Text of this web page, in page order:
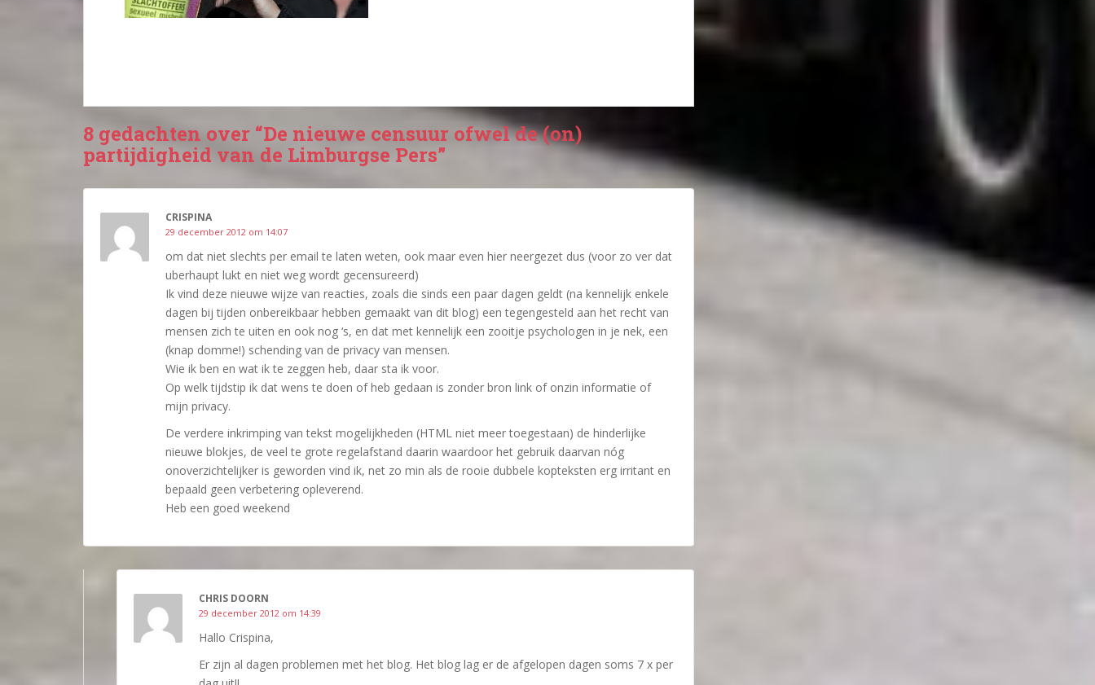
8 gedachten over “De nieuwe censuur ofwel de (on)
partijdigheid van de Limburgse Pers”
CRISPINA
29 december 2012 om 14:07
om dat niet slechts per email te laten weten, ook maar even hier neergezet dus (voor zo ver dat
uberhaupt lukt en niet weg wordt gecensureerd)
Ik vind deze nieuwe wijze van reacties, zoals die sinds een paar dagen geldt (na kennelijk enkele
dagen bij tijden onbereikbaar hebben gemaakt van dit blog) een tegengesteld aan het recht van
mensen zich te uiten en ook nog ‘s, en dat met kennelijk een zooitje psychologen in je nek, een
(knap domme!) schending van de privacy van mensen.
Wie ik ben en wat ik te zeggen heb, daar sta ik voor.
Op welk tijdstip ik dat wens te doen of heb gedaan is zonder bron link of onzin informatie of
mijn privacy.
De verdere inkrimping van tekst mogelijkheden (HTML niet meer toegestaan) de hinderlijke
nieuwe blokjes, de veel te grote regelafstand daarin waardoor het gebruik daarvan nóg
onoverzichtelijker is geworden vind ik, net zo min als de rooie dubbele kopteksten erg irritant en
bepaald geen verbetering opleverend.
Heb een goed weekend
CHRIS DOORN
29 december 2012 om 14:39
Hallo Crispina,
Er zijn al dagen problemen met het blog. Het blog lag er de afgelopen dagen soms 7 x per